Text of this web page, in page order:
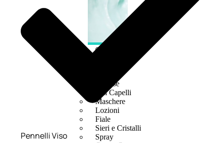
CAPELLI
Balsamo
Mousse
Olii Capelli
Maschere
Lozioni
Fiale
Sieri e Cristalli
Spray
Pennelli Viso